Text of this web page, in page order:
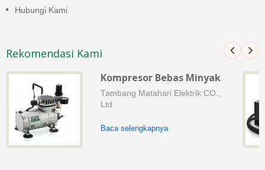
Hubungi Kami
Rekomendasi Kami
Kompresor Bebas Minyak
Tambang Matahari Elektrik CO.,
Ltd
Baca selengkapnya